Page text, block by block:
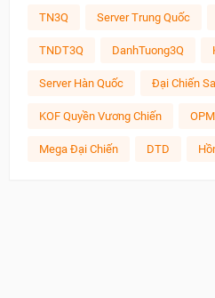
TN3Q Server Trung Quốc
TNDT3Q DanhTuong3Q
Server Hàn Quốc Đại Chiến
KOF Quyền Vương Chiến OPM
Mega Đại Chiến DTD